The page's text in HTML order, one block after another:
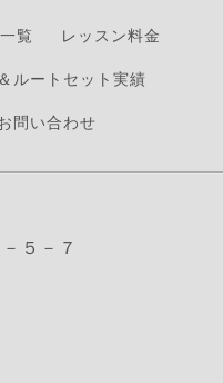
覧
レッスン料金
ルートセット実績
問い合わせ
５－７